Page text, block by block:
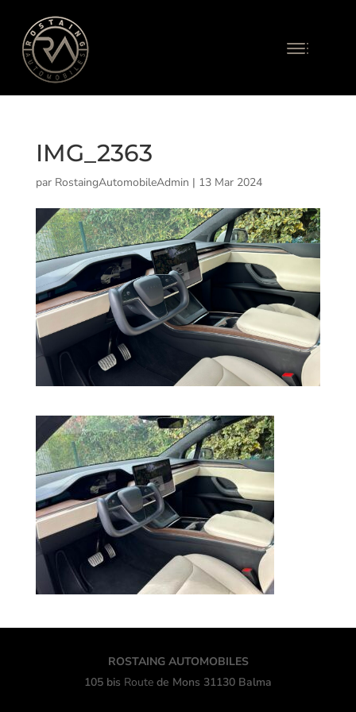
IMG_2363
par RostaingAutomobileAdmin | 13 Mar 2024
ROSTAING AUTOMOBILES
105 bis Route de Mons 31130 Balma